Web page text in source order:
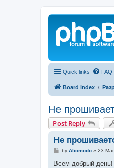
Quick links FAQ
Board index
Не
Post Reply
Не
P
s
by Aliomodo» 23
Всем добрый